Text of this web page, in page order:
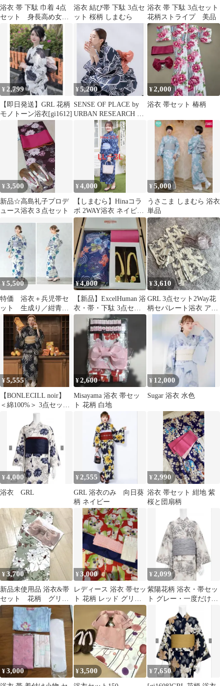
浴衣 帯 下駄 巾着 4点
セット 身長高め女子
向き
浴衣 結び帯 下駄 3点セ
ット 桜柄 しまむら
浴衣 帯 下駄 3点セット
花柄ストライプ 美品
¥ 2,799
【即日発送】GRL 花柄
モノトーン浴衣[gi1612]
¥5,200
SENSE OF PLACE by
URBAN RESEARCH 浴
衣 セット
¥2,000
浴衣 帯セット 椿柄
¥3,500
新品☆高島礼子プロデ
ュース浴衣３点セット
¥4,000
【しまむら】Hinaコラ
ボ 2WAY浴衣 ネイビー
【LL〜3L】
¥5,000
うさこま しまむら 浴衣
単品
¥5,500
特価 浴衣＋兵児帯セ
ット 生成り／紺青／
水色／百合／花柄／細
ストライプ 吸汗速乾
¥4,000
【新品】ExcelHuman 浴
衣・帯・下駄 3点セッ
ト ☆ブローチ付き☆
¥3,610
GRL 3点セット2Way花
柄セパレート浴衣 アイ
¥5,555
【BONLECILL noir】
＜綿100%＞ 3点セット
アソート柄レトロ浴衣
¥2,600
Misayama 浴衣 帯セッ
ト 花柄 白地
¥ 12,000
Sugar 浴衣 水色
¥4,000
浴衣 GRL
¥ 2,555
GRL 浴衣のみ 向日葵
柄 ネイビー
¥ 2,990
浴衣 帯セット 紺地 紫
桜と団扇柄
¥3,700
新品未使用品 浴衣&帯
セット 花柄 グリー
ン 綿100% 簡単 つ
け帯 ピンク
¥3,000
レディース 浴衣 帯セッ
ト 花柄 レッド グリー
ン
¥ 2,099
紫陽花柄 浴衣・帯セッ
ト グレー・一度だけ着
¥3,000 ¥3,500 ¥ 7,650